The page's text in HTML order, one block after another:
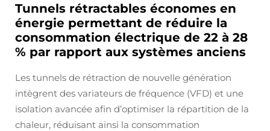
Tunnels rétractables économes en
énergie permettant de réduire la
consommation électrique de 22 à 28
% par rapport aux systèmes anciens
Les tunnels de rétraction de nouvelle génération
intègrent des variateurs de fréquence (VFD) et une
isolation avancée afin d’optimiser la répartition de la
chaleur, réduisant ainsi la consommation